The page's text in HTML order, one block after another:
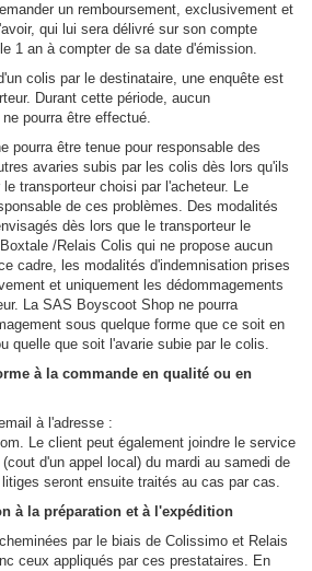
un remboursement, exclusivement et
qui lui sera délivré sur son compte
1 an à compter de sa date d'émission.
colis par le destinataire, une enquête est
Durant cette période, aucun
pourra être effectué.
pourra être tenue pour responsable des
avaries subis par les colis dès lors qu'ils
transporteur choisi par l'acheteur. Le
de ces problèmes. Des modalités
dès lors que le transporteur le
/Relais Colis qui ne propose aucun
cadre, les modalités d'indemnisation prises
et uniquement les dédommagements
La SAS Boyscoot Shop ne pourra
sous quelque forme que ce soit en
quelle que soit l'avarie subie par le colis.
à la commande en qualité ou en
à l'adresse :
Le client peut également joindre le service
d'un appel local) du mardi au samedi de
seront ensuite traités au cas par cas.
à la préparation et à l'expédition
par le biais de Colissimo et Relais
ceux appliqués par ces prestataires. En